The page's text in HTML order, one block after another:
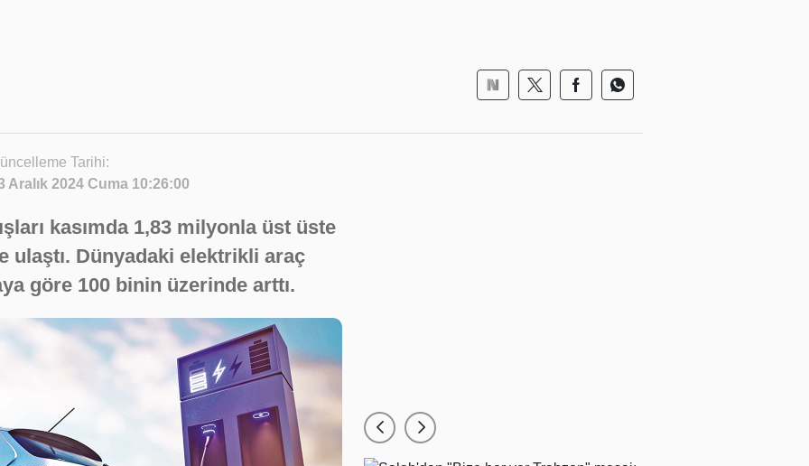
Tarihi:
Aralık 2024 Cuma 10:26:00
kasımda 1,83 milyonla üst üste
ulaştı. Dünyadaki elektrikli araç
göre 100 binin üzerinde arttı.